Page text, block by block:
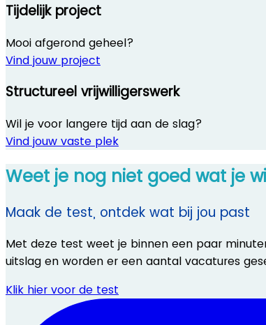
Tijdelijk project
Mooi afgerond geheel?
Vind jouw project
Structureel vrijwilligerswerk
Wil je voor langere tijd aan de slag?
Vind jouw vaste plek
Weet je nog niet goed wat je
Maak de test, ontdek wat bij jou past
Met deze test weet je binnen een paar
uitslag en worden er een aantal vacatures
Klik hier voor de test